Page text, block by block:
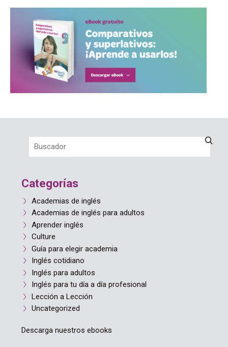
Categorías
Academias de inglés
Academias de inglés para adultos
Aprender inglés
Culture
Guía para elegir academia
Inglés cotidiano
Inglés para adultos
Inglés para tu día a día profesional
Lección a Lección
Uncategorized
Descarga nuestros ebooks